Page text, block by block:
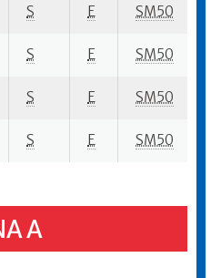
S E SM50
S E SM50
S E SM50
S E SM50
A